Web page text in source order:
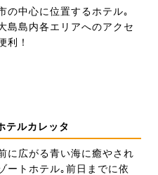
の中心に位置するホテル｡
島島内各エリアへのアクセ
利！
テルカレッタ
に広がる青い海に癒やされ
ートホテル｡前日までに依